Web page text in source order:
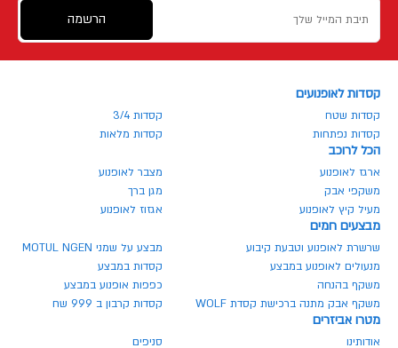
הרשמה
קסדות לאופנועים
קסדות שטח
קסדות 3/4
קסדות נפתחות
קסדות מלאות
הכל לרוכב
ארגז לאופנוע
מצבר לאופנוע
משקפי אבק
מגן ברך
מעיל קיץ לאופנוע
אגזוז לאופנוע
מבצעים חמים
שרשרת לאופנוע וטבעת קיבוע
מבצע על שמני MOTUL NGEN
מנעולים לאופנוע במבצע
קסדות במבצע
משקף בהנחה
כפפות אופנוע במבצע
משקף אבק מתנה ברכישת קסדת WOLF
קסדות קרבון ב 999 שח
מטרו אביזרים
אודותינו סניפים